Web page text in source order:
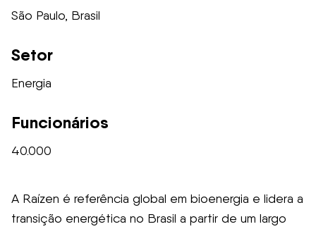
São Paulo, Brasil
Setor
Energia
Funcionários
40.000
A Raízen é referência global em bioenergia e lidera a
transição energética no Brasil a partir de um largo